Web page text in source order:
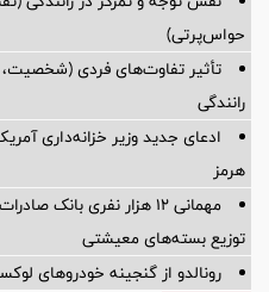
حواس‌پرتی)
تأثیر تفاوت‌های فردی
رانندگی
ادعای جدید وزیر خزانه‌داری
هرمز
مهمانی ۱۲ هزار نفری بانک
توزیع بسته‌های معیشتی
رونالدو از گنجینه خودروهای